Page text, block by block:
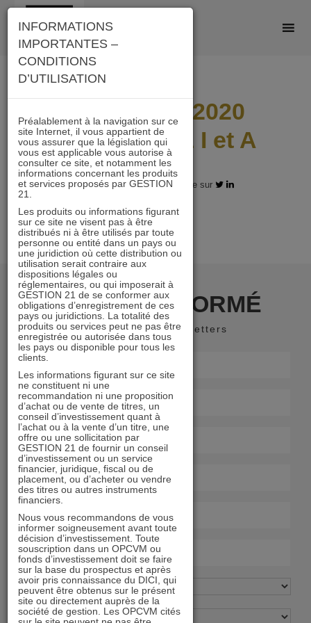
Skip
content
Lettre avril 2020
ACTIONS 21 I et A
14.05.2020 - Partagez l'article sur
RESTER INFORMÉ
Recevoir nos newsletters
INFORMATIONS
IMPORTANTES –
CONDITIONS
D’UTILISATION
Préalablement à la navigation sur ce
site Internet, il vous appartient de
vous assurer que la législation qui
vous est applicable vous autorise à
consulter ce site, et notamment les
informations concernant les produits
et services proposés par GESTION
21.
Les produits ou informations figurant
sur ce site ne visent pas à être
distribués ni à être utilisés par toute
personne ou entité dans un pays ou
une juridiction où cette distribution ou
utilisation serait contraire aux
dispositions légales ou
réglementaires, ou qui imposerait à
GESTION 21 de se conformer aux
obligations d’enregistrement de ces
pays ou juridictions. La totalité des
produits ou services peut ne pas être
enregistrée ou autorisée dans tous
les pays ou disponible pour tous les
clients.
Les informations figurant sur ce site
ne constituent ni une
recommandation ni une proposition
d’achat ou de vente de titres, un
conseil d’investissement quant à
l’achat ou à la vente d’un titre, une
offre ou une sollicitation par
GESTION 21 de fournir un conseil
d’investissement ou un service
financier, juridique, fiscal ou de
placement, ou d’acheter ou vendre
des titres ou autres instruments
financiers.
Nous vous recommandons de vous
informer soigneusement avant toute
décision d’investissement. Toute
souscription dans un OPCVM ou
fonds d’investissement doit se faire
sur la base du prospectus et après
avoir pris connaissance du DICI, qui
peuvent être obtenus sur le présent
site ou directement auprès de la
société de gestion. Les OPCVM cités